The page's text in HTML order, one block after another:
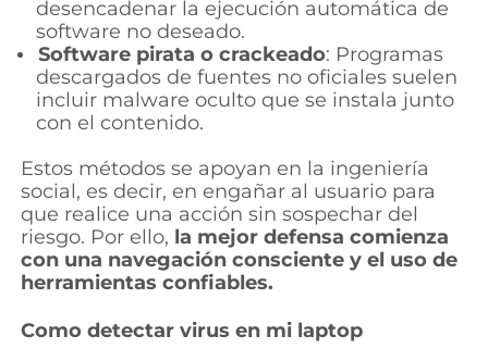
desencadenar la ejecución automática de
software no deseado.
Software pirata o crackeado: Programas
descargados de fuentes no oficiales suelen
incluir malware oculto que se instala junto
con el contenido.
Estos métodos se apoyan en la ingeniería
social, es decir, en engañar al usuario para
que realice una acción sin sospechar del
riesgo. Por ello, la mejor defensa comienza
con una navegación consciente y el uso de
herramientas confiables.
Como detectar virus en mi laptop